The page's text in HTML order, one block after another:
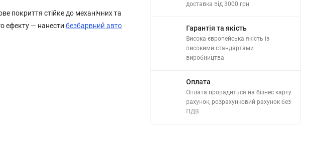
покриття стійке до механічних та
ефекту — нанести безбарвний авто
доставка від 3000 грн
Гарантія та якість
Висока європейська якість із
високими стандартами
виробництва
Оплата
Оплата провадиться на бізнес карту
рахунок, розрахунковий рахунок без
ПДВ